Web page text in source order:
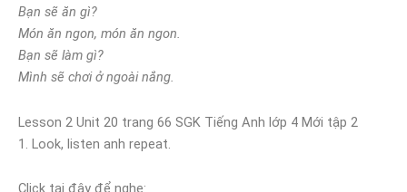
Bạn sẽ ăn gì?
Món ăn ngon, món ăn ngon.
Bạn sẽ làm gì?
Mình sẽ chơi ở ngoài nắng.
Lesson 2 Unit 20 trang 66 SGK Tiếng Anh lớp 4 Mới tập 2
1. Look, listen anh repeat.